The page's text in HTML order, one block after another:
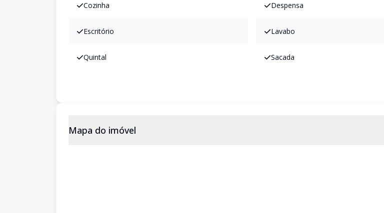
Cozinha Despensa
Escritório Lavabo
Quintal Sacada
Mapa do imóvel